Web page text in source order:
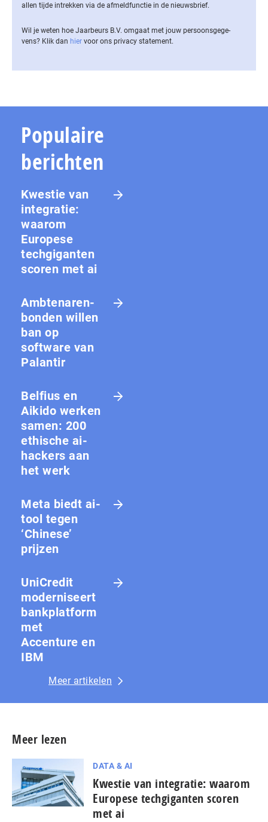
allen tijde intrekken via de af­meld­func­tie in de nieuwsbrief.
Wil je weten hoe Jaarbeurs B.V. omgaat met jouw per­soons­ge­ge­
vens? Klik dan hier voor ons privacy statement.
Populaire
berichten
Kwestie van
integratie:
waarom
Europese
techgiganten
scoren met ai
Amb­te­na­ren­
bon­den willen
ban op
software van
Palantir
Belfius en
Aikido werken
samen: 200
ethische ai-
hackers aan
het werk
Meta biedt ai-
tool tegen
‘Chinese’
prijzen
UniCredit
moderniseert
bankplatform
met
Accenture en
IBM
Meer artikelen
Meer lezen
DATA & AI
Kwestie van integratie: waarom
Europese techgiganten scoren
met ai